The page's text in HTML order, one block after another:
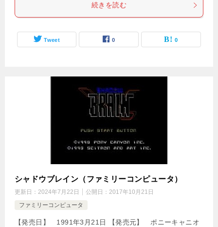
続きを読む
Tweet 0 0
シャドウブレイン（ファミリーコンピュータ）
更新日： 2024年7月22日 公開日： 2017年10月21日
ファミリーコンピュータ
【発売日】 1991年3月21日 【発売元】 ポニーキャニオ